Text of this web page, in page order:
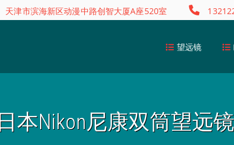
天津市滨海新区动漫中路创智大厦A座520室
望远镜
日本Nikon尼康双筒望远